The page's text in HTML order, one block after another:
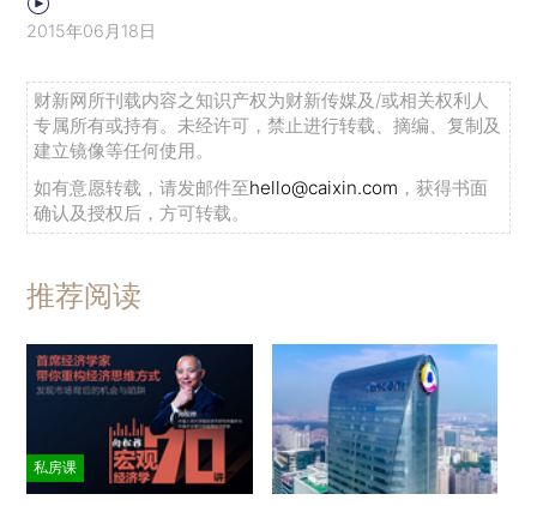
2015年06月18日
财新网所刊载内容之知识产权为财新传媒及/或相关权利人
专属所有或持有。未经许可，禁止进行转载、摘编、复制及
建立镜像等任何使用。
如有意愿转载，请发邮件至hello@caixin.com ，获得书面
确认及授权后，方可转载。
推荐阅读
私房课